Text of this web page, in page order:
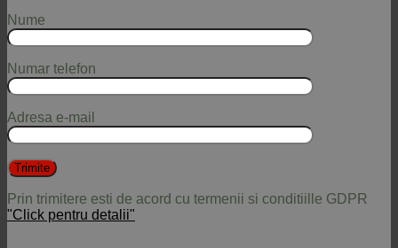
Nume
Numar telefon
Adresa e-mail
Prin trimitere esti de acord cu termenii si conditiille GDPR
"Click pentru detalii"